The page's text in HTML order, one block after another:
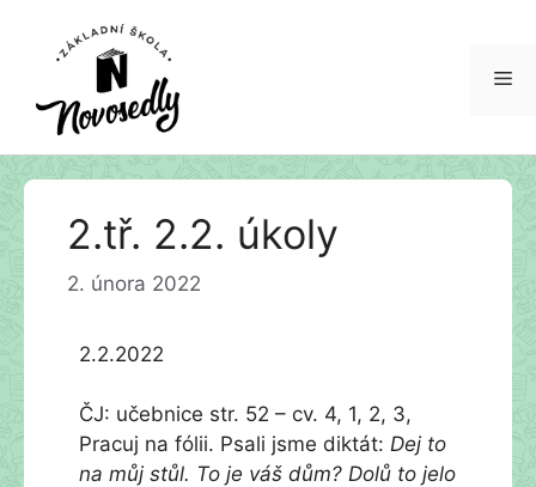
Přeskočit
2.tř. 2.2. úkoly
2. února 2022
2.2.2022
ČJ: učebnice str. 52 – cv. 4, 1, 2, 3,
Pracuj na fólii. Psali jsme diktát: Dej to
na můj stůl. To je váš dům? Dolů to jelo